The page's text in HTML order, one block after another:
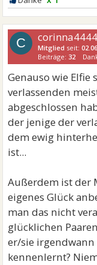
C corinna4444
Mitglied seit:
Beiträge:32
Genauso wie Elfie
verlassenden
abgeschlossen
der jenige der
dem ewig
ist...
Außerdem ist der
eigenes Glück
man das nicht
glücklichen
er/sie
kennenlernt?